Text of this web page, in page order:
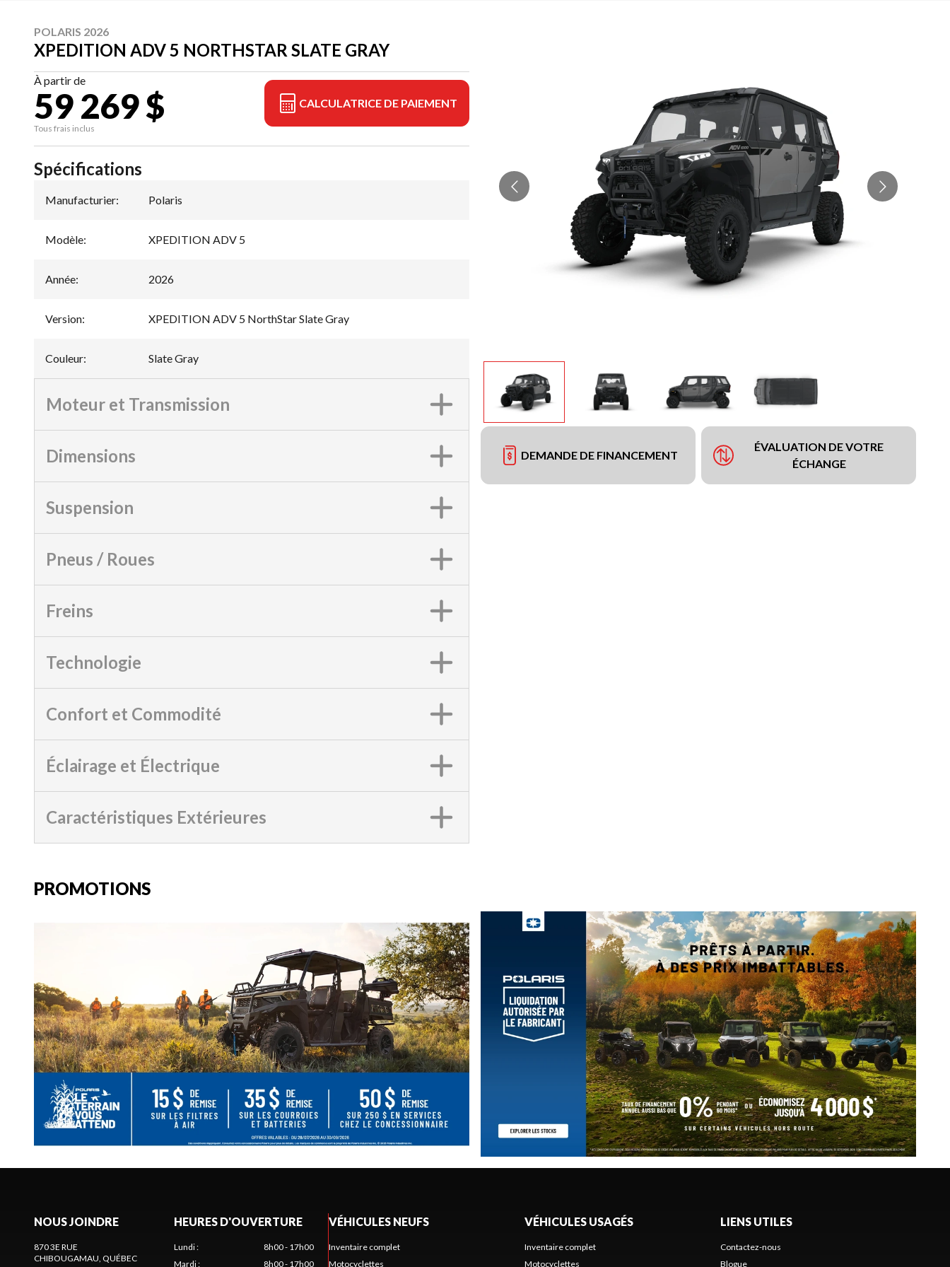
POLARIS 2026
XPEDITION ADV 5 NORTHSTAR SLATE GRAY
À partir de
59 269 $
Tous frais inclus
CALCULATRICE DE PAIEMENT
DEMANDE DE FINANCEMENT
ÉVALUATION DE VOTRE
ÉCHANGE
Spécifications
Manufacturier: Polaris
Modèle: XPEDITION ADV 5
Année: 2026
Version: XPEDITION ADV 5 NorthStar Slate Gray
Couleur: Slate Gray
Moteur et Transmission
Dimensions
Suspension
Pneus / Roues
Freins
Technologie
Confort et Commodité
Éclairage et Électrique
Caractéristiques Extérieures
PROMOTIONS
NOUS JOINDRE
870 3E RUE
CHIBOUGAMAU , QUÉBEC
HEURES D'OUVERTURE
Lundi:
8h00 - 17h00
Mardi: 8h00 - 17h00
VÉHICULES NEUFS
Inventaire complet
Motocyclettes
VÉHICULES USAGÉS
Inventaire complet
Motocyclettes
LIENS UTILES
Contactez-nous
Blogue